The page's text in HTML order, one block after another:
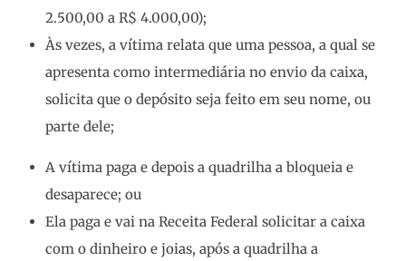
2.500,00 a R$ 4.000,00);
Às vezes, a vítima relata que uma pessoa, a qual se
apresenta como intermediária no envio da caixa,
solicita que o depósito seja feito em seu nome, ou
parte dele;
A vítima paga e depois a quadrilha a bloqueia e
desaparece; ou
Ela paga e vai na Receita Federal solicitar a caixa
com o dinheiro e joias, após a quadrilha a